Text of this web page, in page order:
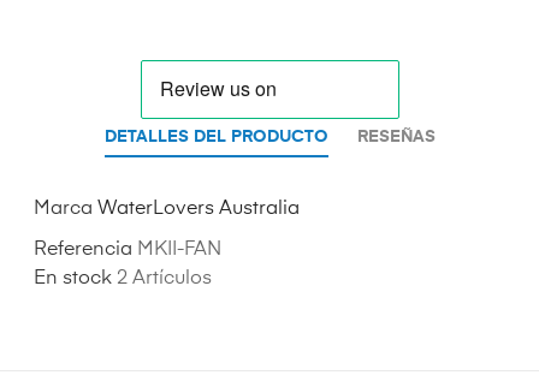
DETALLES DEL PRODUCTO RESEÑAS
Marca WaterLovers Australia
Referencia MKII-FAN
En stock 2 Artículos